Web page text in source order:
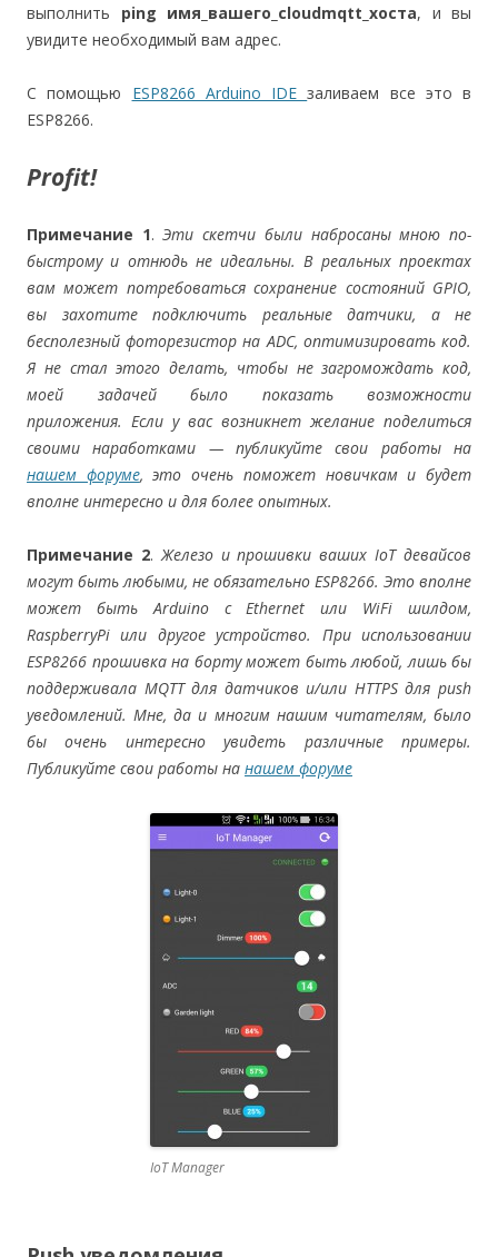
выполнить ping имя_вашего_cloudmqtt_хоста, и вы
увидите необходимый вам адрес.
С помощью ESP8266 Arduino IDEзаливаем все это в
ESP8266.
Profit!
Примечание 1.Эти скетчи были набросаны мною по-
быстрому и отнюдь не идеальны. В реальных проектах
вам может потребоваться сохранение состояний GPIO,
вы захотите подключить реальные датчики, а не
бесполезный фоторезистор на ADC, оптимизировать код.
Я не стал этого делать, чтобы не загромождать код,
моей задачей было показать возможности
приложения. Если у вас возникнет желание поделиться
своими наработками — публикуйте свои работы на
нашем форуме, это очень поможет новичкам и будет
вполне интересно и для более опытных.
Примечание 2.Железо и прошивки ваших IoT девайсов
могут быть любыми, не обязательно ESP8266. Это вполне
может быть Arduino с Ethernet или WiFi шилдом,
RaspberryPi или другое устройство. При использовании
ESP8266 прошивка на борту может быть любой, лишь бы
поддерживала MQTT для датчиков и/или HTTPS для push
уведомлений. Мне, да и многим нашим читателям, было
бы очень интересно увидеть различные примеры.
Публикуйте свои работы на нашем форуме
IoT Manager